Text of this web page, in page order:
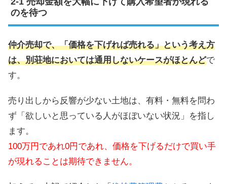
のを待つ
仲介売却で、「価格を下げれば売れる」という考え方
は、別荘地においては通用しないケースがほとんどで
す。
売り出しから反響が少ない土地は、有料・無料を問わ
ず「欲しいと思っている人がほぼいない状況」を指し
ます。
100万円であれ0円であれ、価格を下げるだけで買い手
が現れることは期待できません。